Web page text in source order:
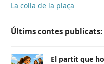
La colla de la plaça
Últims contes publicats:
El partit que